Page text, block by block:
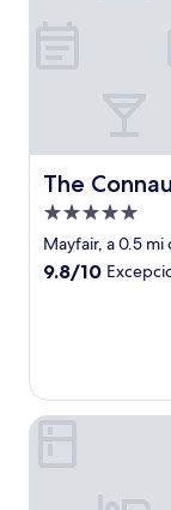
The
The
Propiedad
de
5.0
Mayfair, a 0.5
9.8
9.8/10
The Beaumont